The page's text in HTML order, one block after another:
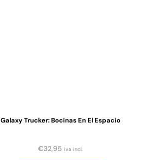
Galaxy Trucker: Bocinas En El Espacio
€32,95 iva incl.